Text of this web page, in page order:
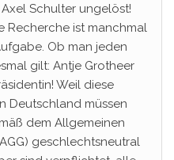
Schulter ungelöst!
Recherche ist manchmal
Ob man jeden
gilt: Antje Grotheer
Weil diese
Deutschland müssen
dem Allgemeinen
geschlechtsneutral